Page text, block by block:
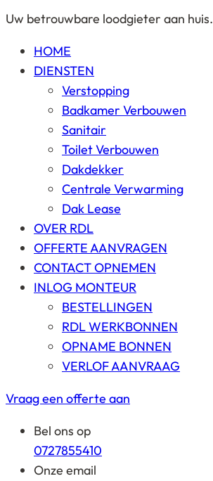
Uw betrouwbare loodgieter aan huis.
HOME
DIENSTEN
Verstopping
Badkamer Verbouwen
Sanitair
Toilet Verbouwen
Dakdekker
Centrale Verwarming
Dak Lease
OVER RDL
OFFERTE AANVRAGEN
CONTACT OPNEMEN
INLOG MONTEUR
BESTELLINGEN
RDL WERKBONNEN
OPNAME BONNEN
VERLOF AANVRAAG
Vraag een offerte aan
Bel ons op
0727855410
Onze email